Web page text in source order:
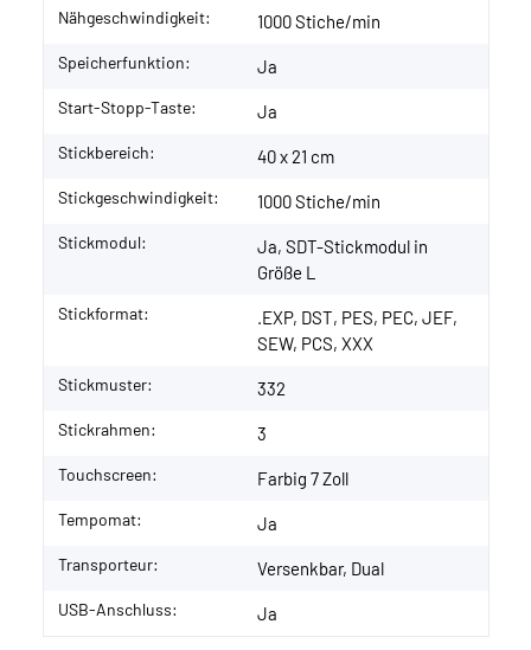
Nähgeschwindigkeit: 1000 Stiche/min
Speicherfunktion: Ja
Start-Stopp-Taste: Ja
Stickbereich: 40 x 21 cm
Stickgeschwindigkeit: 1000 Stiche/min
Stickmodul:
Ja, SDT-Stickmodul in
Größe L
Stickformat:
.EXP, DST, PES, PEC, JEF,
SEW, PCS, XXX
Stickmuster: 332
Stickrahmen: 3
Touchscreen: Farbig 7 Zoll
Tempomat: Ja
Transporteur: Versenkbar, Dual
USB-Anschluss: Ja